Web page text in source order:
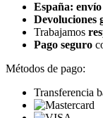
España:
Devoluciones
Trabajamos
Pago seguro
Métodos de pago:
Transferencia